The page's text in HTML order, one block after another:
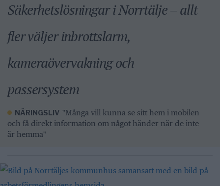
Säkerhetslösningar i Norrtälje – allt
fler väljer inbrottslarm,
kameraövervakning och
passersystem
NÄRINGSLIV "Många vill kunna se sitt hem i mobilen
och få direkt information om något händer när de inte
är hemma"